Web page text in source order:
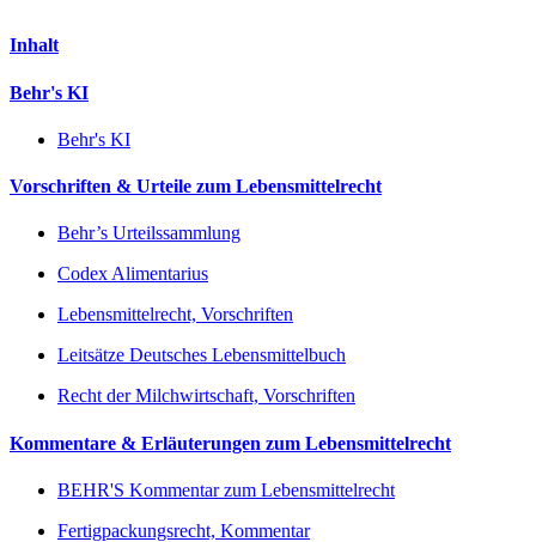
Inhalt
Behr's KI
Behr's KI
Vorschriften & Urteile zum Lebensmittelrecht
Behr’s Urteilssammlung
Codex Alimentarius
Lebensmittelrecht, Vorschriften
Leitsätze Deutsches Lebensmittelbuch
Recht der Milchwirtschaft, Vorschriften
Kommentare & Erläuterungen zum Lebensmittelrecht
BEHR'S Kommentar zum Lebensmittelrecht
Fertigpackungsrecht, Kommentar